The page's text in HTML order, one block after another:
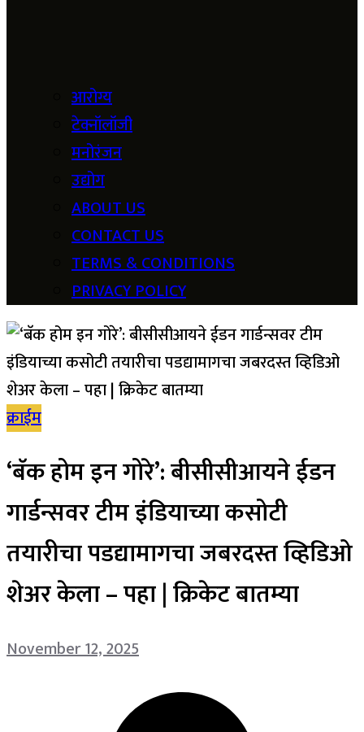
आरोग्य
टेक्नॉलॉजी
मनोरंजन
उद्योग
ABOUT US
CONTACT US
TERMS & CONDITIONS
PRIVACY POLICY
क्राईम
‘बॅक होम इन गोरे’: बीसीसीआयने ईडन
गार्डन्सवर टीम इंडियाच्या कसोटी
तयारीचा पडद्यामागचा जबरदस्त व्हिडिओ
शेअर केला – पहा | क्रिकेट बातम्या
November 12, 2025